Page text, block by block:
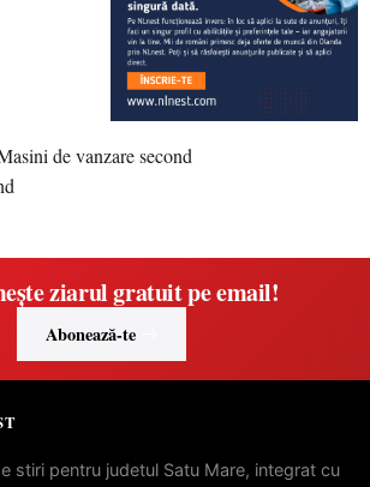
ziarul gratuit pe email!
Abonează-te
stiri pentru judetul Satu Mare, integrat cu